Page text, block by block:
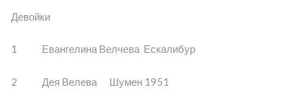
Девойки
1 Евангелина Велчева Ескалибур
2 Дея Велева Шумен 1951